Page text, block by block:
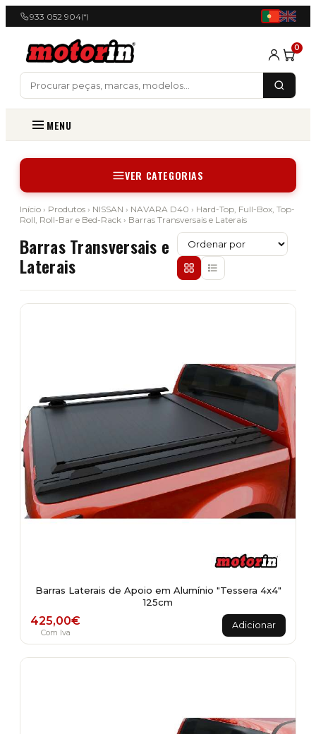
933 052 904(*)
0
MENU
VER CATEGORIAS
Início › Produtos › NISSAN › NAVARA D40 › Hard-Top, Full-Box, Top-
Roll, Roll-Bar e Bed-Rack › Barras Transversais e Laterais
Barras Transversais e
Laterais
Barras Laterais de Apoio em Alumínio "Tessera 4x4"
125cm
425,00€
Com Iva
Adicionar